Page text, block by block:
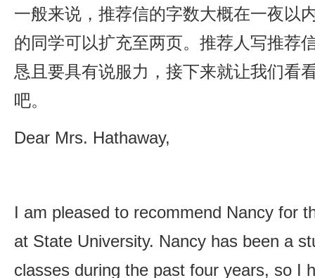
一般来说，推荐信的字数大概在一夜以
的同学可以扩充至两页。推荐人写推荐
恳且要具有说服力，接下来就让我们看
吧。
Dear Mrs. Hathaway,
I am pleased to recommend Nancy for
at State University. Nancy has been a
classes during the past four years, so I